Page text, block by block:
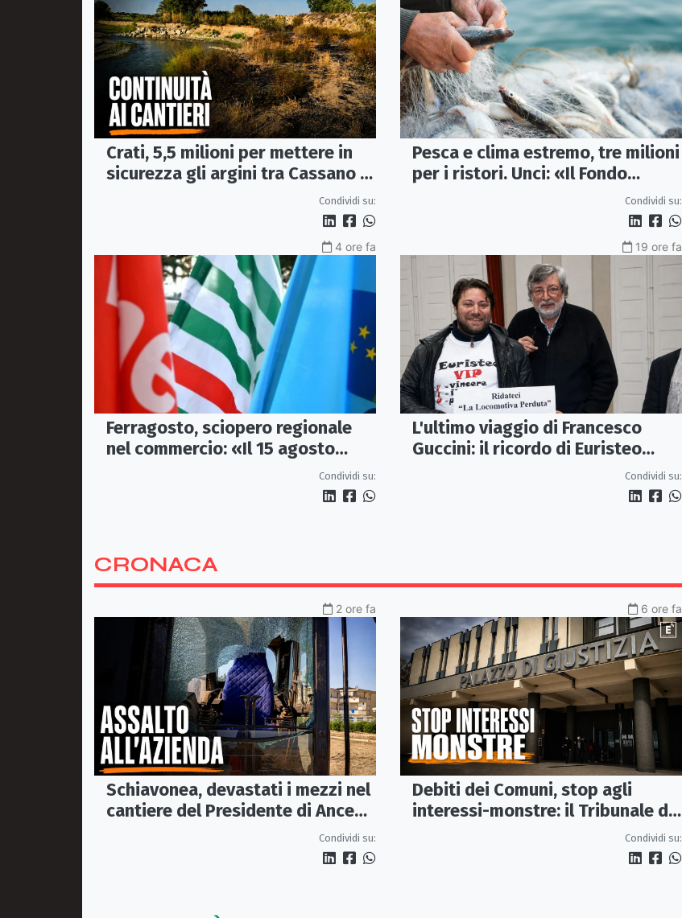
Crati, 5,5 milioni per mettere in
sicurezza gli argini tra Cassano e
Condividi su:
Pesca e clima estremo, tre milioni
per i ristori. Unci: «Il Fondo
Condividi su:
4 ore fa
Ferragosto, sciopero regionale
nel commercio: «Il 15 agosto
Condividi su:
19 ore fa
L'ultimo viaggio di Francesco
Guccini: il ricordo di Euristeo
Condividi su:
CRONACA
2 ore fa
Schiavonea, devastati i mezzi nel
cantiere del Presidente di Ance
Condividi su:
6 ore fa
Debiti dei Comuni, stop agli
interessi-monstre: il Tribunale di
Condividi su: